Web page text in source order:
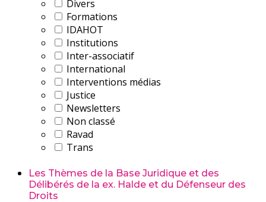
Divers
Formations
IDAHOT
Institutions
Inter-associatif
International
Interventions médias
Justice
Newsletters
Non classé
Ravad
Trans
Les Thèmes de la Base Juridique et des
Délibérés de la ex. Halde et du Défenseur des
Droits